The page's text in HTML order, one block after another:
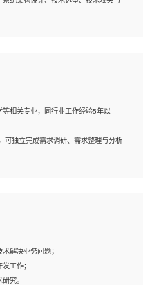
掌握新技术，学习能力和工作责任心
专业毕业，5年以上开发工作经验；
，有分布式、多线程及高并发系统开
掌握基础中间件、基础架构方案和云
功能和了解其背后实现机制；
等；熟悉Linux常用命令和了解
复杂问题排查思路清晰。
相关专业，同行业工作经验5年以
可独立完成需求调研、需求整理与分析
NLP、OCR、机器学习等；
别、OCR、NLP等AI算法有深刻理
先。具有大数据技术背景者优先；
思考、创新与团队协作，认真负责、
解决业务问题；
工作；
究。